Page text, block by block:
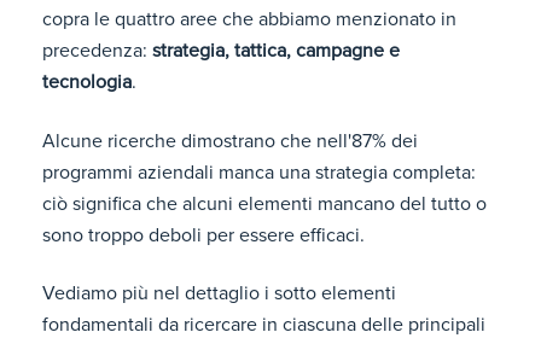
copra le quattro aree che abbiamo menzionato in
precedenza: strategia, tattica, campagne e
tecnologia.
Alcune ricerche dimostrano che nell'87% dei
programmi aziendali manca una strategia completa:
ciò significa che alcuni elementi mancano del tutto o
sono troppo deboli per essere efficaci.
Vediamo più nel dettaglio i sotto elementi
fondamentali da ricercare in ciascuna delle principali